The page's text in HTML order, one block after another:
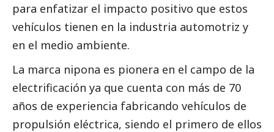
para enfatizar el impacto positivo que estos
vehículos tienen en la industria automotriz y
en el medio ambiente.
La marca nipona es pionera en el campo de la
electrificación ya que cuenta con más de 70
años de experiencia fabricando vehículos de
propulsión eléctrica, siendo el primero de ellos